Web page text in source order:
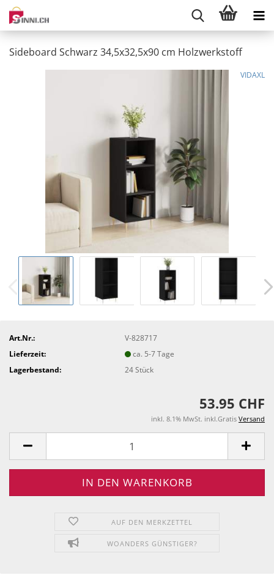
Sideboard Schwarz 34,5x32,5x90 cm Holzwerkstoff
VIDAXL
Art.Nr.:
V-828717
Lieferzeit:
ca. 5-7 Tage
Lagerbestand:
24Stück
53.95 CHF
inkl. 8.1% MwSt. inkl.Gratis Versand
AUF DEN MERKZETTEL
WOANDERS GÜNSTIGER?